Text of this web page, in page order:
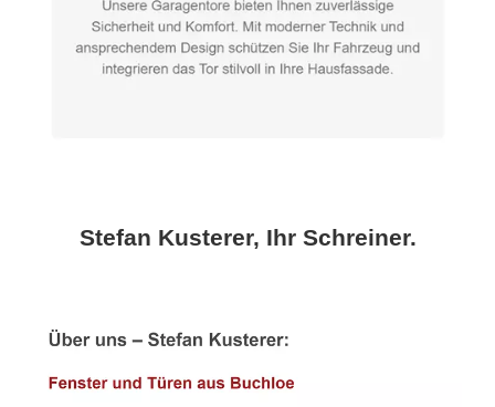
Stefan Kusterer, Ihr Schreiner.